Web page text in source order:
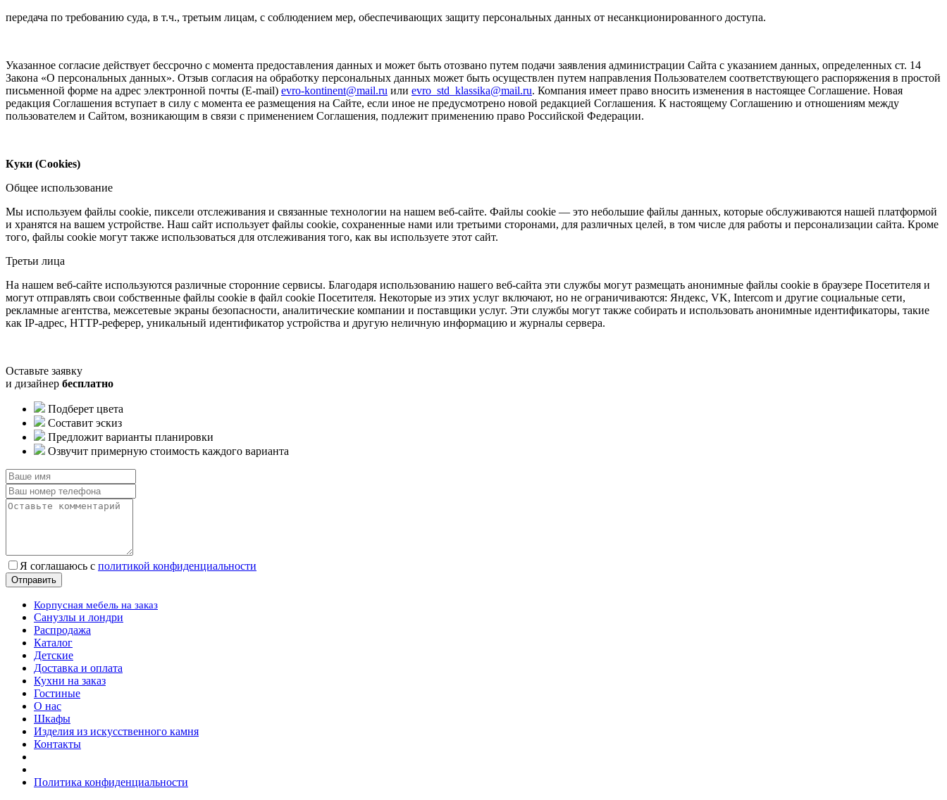
передача по требованию суда, в т.ч., третьим лицам, с соблюдением мер, обеспечивающих защиту персональных данных от несанкционированного доступа.
Указанное согласие действует бессрочно с момента предоставления данных и может быть отозвано путем подачи заявления администрации Сайта с указанием данных, определенных ст. 14
Закона «О персональных данных». Отзыв согласия на обработку персональных данных может быть осуществлен путем направления Пользователем соответствующего распоряжения в простой
письменной форме на адрес электронной почты (E-mail) evro-kontinent@mail.ru или evro_std_klassika@mail.ru. Компания имеет право вносить изменения в настоящее Соглашение. Новая
редакция Соглашения вступает в силу с момента ее размещения на Сайте, если иное не предусмотрено новой редакцией Соглашения. К настоящему Соглашению и отношениям между
пользователем и Сайтом, возникающим в связи с применением Соглашения, подлежит применению право Российской Федерации.
Куки (Cookies)
Общее использование
Мы используем файлы cookie, пиксели отслеживания и связанные технологии на нашем веб-сайте. Файлы cookie — это небольшие файлы данных, которые обслуживаются нашей платформой
и хранятся на вашем устройстве. Наш сайт использует файлы cookie, сохраненные нами или третьими сторонами, для различных целей, в том числе для работы и персонализации сайта. Кроме
того, файлы cookie могут также использоваться для отслеживания того, как вы используете этот сайт.
Третьи лица
На нашем веб-сайте используются различные сторонние сервисы. Благодаря использованию нашего веб-сайта эти службы могут размещать анонимные файлы cookie в браузере Посетителя и
могут отправлять свои собственные файлы cookie в файл cookie Посетителя. Некоторые из этих услуг включают, но не ограничиваются: Яндекс, VK, Intercom и другие социальные сети,
рекламные агентства, межсетевые экраны безопасности, аналитические компании и поставщики услуг. Эти службы могут также собирать и использовать анонимные идентификаторы, такие
как IP-адрес, HTTP-реферер, уникальный идентификатор устройства и другую неличную информацию и журналы сервера.
Оставьте заявку
и дизайнер бесплатно
Подберет цвета
Составит эскиз
Предложит варианты планировки
Озвучит примерную стоимость каждого варианта
Я соглашаюсь с политикой конфиденциальности
Корпусная мебель на заказ
Санузлы и лондри
Распродажа
Каталог
Детские
Доставка и оплата
Кухни на заказ
Гостиные
О нас
Шкафы
Изделия из искусственного камня
Контакты
Политика конфиденциальности